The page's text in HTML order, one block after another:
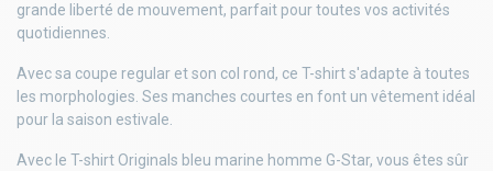
grande liberté de mouvement, parfait pour toutes vos activités
quotidiennes.
Avec sa coupe regular et son col rond, ce T-shirt s'adapte à toutes
les morphologies. Ses manches courtes en font un vêtement idéal
pour la saison estivale.
Avec le T-shirt Originals bleu marine homme G-Star, vous êtes sûr